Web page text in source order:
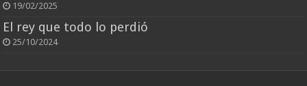
19/02/2025
El rey que todo lo perdió
25/10/2024